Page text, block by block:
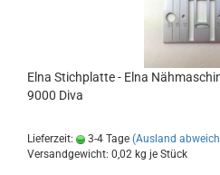
Elna Stichplatte - Elna
9000 Diva
Lieferzeit: 3-4 Tage (Ausland
Versandgewicht: 0,02 kg je Stück